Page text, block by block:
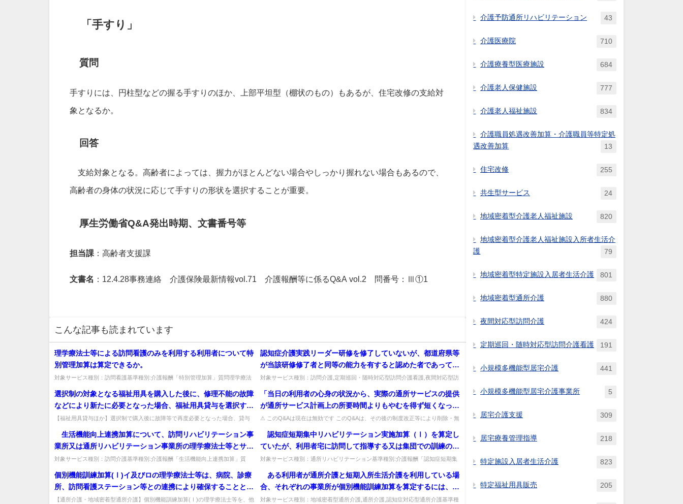
「手すり」
質問
手すりには、円柱型などの握る手すりのほか、上部平坦型（棚状のもの）もあるが、住宅改修の支給対
象となるか。
回答
支給対象となる。高齢者によっては、握力がほとんどない場合やしっかり握れない場合もあるので、
高齢者の身体の状況に応じて手すりの形状を選択することが重要。
厚生労働省Q&A発出時期、文書番号等
担当課 ：高齢者支援課
文書名 ：12.4.28事務連絡 介護保険最新情報vol.71 介護報酬等に係るQ&A vol.2 問番号：Ⅲ①1
こんな記事も読まれています
理学療法士等による訪問看護のみを利用する利用者について特
別管理加算は算定できるか。
対象サービス種別：訪問看護基準種別:介護報酬「特別管理加算」質問理学療法
認知症介護実践リーダー研修を修了していないが、都道府県等
が当該研修修了者と同等の能力を有すると認めた者であって、
認知症介護指導者養成研修を修了した者について、認知症専門
ケア加算における認知症介護実践リーダー研修修了者としてみ
なすことはできないか。
対象サービス種別：訪問介護,定期巡回・随時対応型訪問介護看護,夜間対応型訪
選択制の対象となる福祉用具を購入した後に、修理不能の故障
などにより新たに必要となった場合、福祉用具貸与を選択する
ことは可能か。また販売後に身体状況の変化等により同じ種目
の他の福祉用具を貸与することは可能か。
【福祉用具貸与ほか】選択制で購入後に故障等で再度必要となった場合、貸与
「当日の利用者の心身の状況から、実際の通所サービスの提供
が通所サービス計画上の所要時間よりもやむを得ず短くなった
場合には通所サービス計画上の単位数を算定して差し支えな
い。」とされているが、具体的にどのような内容なのか。
⚠ このQ&Aは現在は無効です このQ&Aは、その後の制度改正等により削除・無
生活機能向上連携加算について、訪問リハビリテーション事
業所又は通所リハビリテーション事業所の理学療法士等とサー
ビス提供責任者が同行して居宅を訪問する場合に限り算定要件
を満たすのか。
対象サービス種別：訪問介護基準種別:介護報酬「生活機能向上連携加算」質
認知症短期集中リハビリテーション実施加算（Ⅰ）を算定し
ていたが、利用者宅に訪問して指導する又は集団での訓練の方
が利用者の状態に合っていると判断した場合、認知症短期集中
リハビリテーション実施加算（Ⅱ）に移行することができる
か。
対象サービス種別：通所リハビリテーション基準種別:介護報酬「認知症短期集
個別機能訓練加算(Ⅰ)イ及びロの理学療法士等は、病院、診療
所、訪問看護ステーション等との連携により確保することとし
てもよいか。
【通所介護・地域密着型通所介護】個別機能訓練加算(Ⅰ)の理学療法士等を、他
ある利用者が通所介護と短期入所生活介護を利用している場
合、それぞれの事業所が個別機能訓練加算を算定するには、居
宅訪問は別々に行う必要があるか。
対象サービス種別：地域密着型通所介護,通所介護,認知症対応型通所介護基準種
介護予防通所リハビリテーション 43
介護医療院 710
介護療養型医療施設 684
介護老人保健施設 777
介護老人福祉施設 834
介護職員処遇改善加算・介護職員等特定処
遇改善加算
13
住宅改修 255
共生型サービス 24
地域密着型介護老人福祉施設 820
地域密着型介護老人福祉施設入所者生活介
護
79
地域密着型特定施設入居者生活介護 801
地域密着型通所介護 880
夜間対応型訪問介護 424
定期巡回・随時対応型訪問介護看護 191
小規模多機能型居宅介護 441
小規模多機能型居宅介護事業所 5
居宅介護支援 309
居宅療養管理指導 218
特定施設入居者生活介護 823
特定福祉用具販売 205